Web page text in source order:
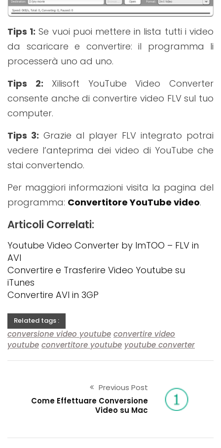
Tips 1: Se vuoi puoi mettere in lista tutti i video
da scaricare e convertire: il programma li
processerà uno ad uno.
Tips 2: Xilisoft YouTube Video Converter
consente anche di convertire video FLV sul tuo
computer.
Tips 3: Grazie al player FLV integrato potrai
vedere l’anteprima dei video di YouTube che
stai convertendo.
Per maggiori informazioni visita la pagina del
programma: Convertitore YouTube video.
Articoli Correlati:
Youtube Video Converter by ImTOO – FLV in
AVI
Convertire e Trasferire Video Youtube su
iTunes
Convertire AVI in 3GP
Related tags :
conversione video youtube convertire video
youtube convertitore youtube youtube converter
Previous Post
Come Effettuare Conversione
Video su Mac